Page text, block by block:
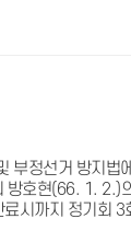
부정선거 방지
방호현(66. 1.
시까지 정기회